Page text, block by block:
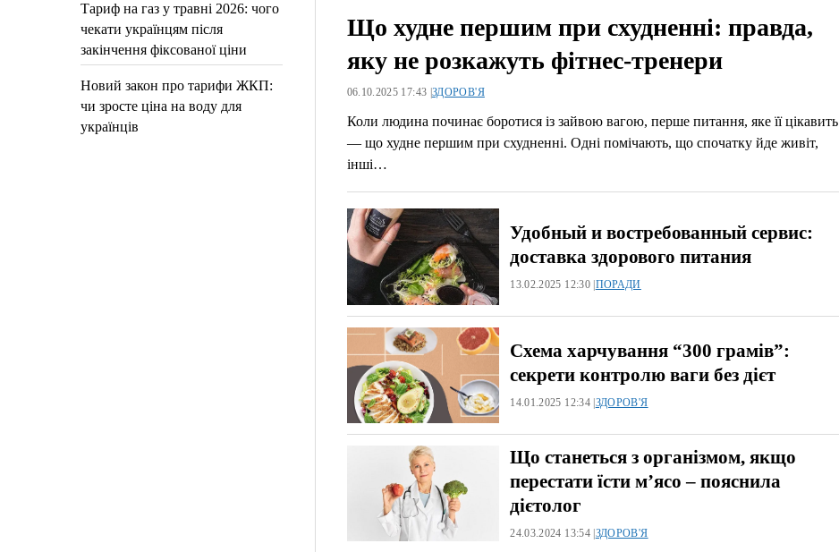
Тариф на газ у травні 2026: чого
чекати українцям після
закінчення фіксованої ціни
Новий закон про тарифи ЖКП:
чи зросте ціна на воду для
українців
Що худне першим при схудненні: правда,
яку не розкажуть фітнес-тренери
06.10.2025 17:43 |ЗДОРОВ'Я
Коли людина починає боротися із зайвою вагою, перше питання, яке її цікавить
— що худне першим при схудненні. Одні помічають, що спочатку йде живіт,
інші…
Удобный и востребованный сервис:
доставка здорового питания
13.02.2025 12:30 |ПОРАДИ
Схема харчування “300 грамів”:
секрети контролю ваги без дієт
14.01.2025 12:34 | ЗДОРОВ'Я
Що станеться з організмом, якщо
перестати їсти м’ясо – пояснила
дієтолог
24.03.2024 13:54 | ЗДОРОВ'Я